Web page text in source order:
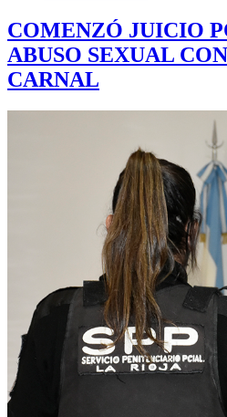
COMENZÓ JUICIO
ABUSO SEXUAL
CARNAL